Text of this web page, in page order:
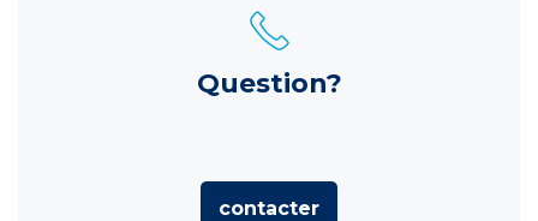
Question?
contacter